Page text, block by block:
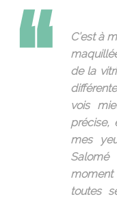
C’est à
de la
vois
précise,
mes
moment
toutes